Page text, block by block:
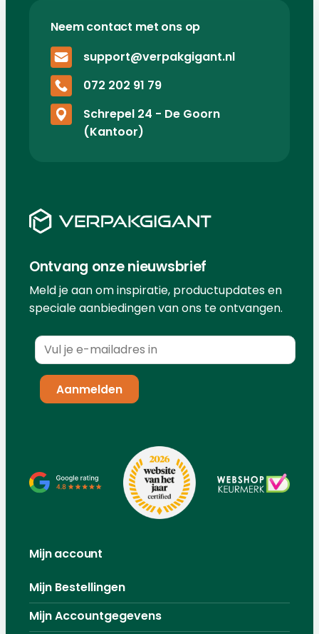
Neem contact met ons op
support@verpakgigant.nl
072 202 91 79
Schrepel 24 - De Goorn
(Kantoor)
Ontvang onze nieuwsbrief
Meld je aan om inspiratie, productupdates en
speciale aanbiedingen van ons te ontvangen.
Mijn account
Mijn Bestellingen
Mijn Accountgegevens